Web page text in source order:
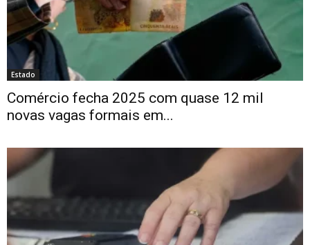
Estado
Comércio fecha 2025 com quase 12 mil
novas vagas formais em...